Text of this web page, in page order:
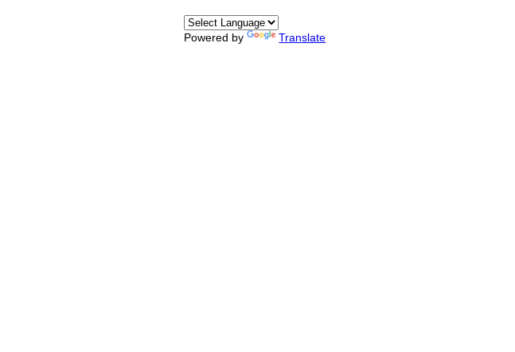
Powered by Translate